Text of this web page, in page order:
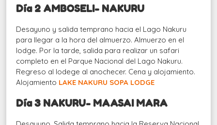
Día 2 AMBOSELI- NAKURU
Desayuno y salida temprano hacia el Lago Nakuru
para llegar a la hora del almuerzo. Almuerzo en el
lodge. Por la tarde, salida para realizar un safari
completo en el Parque Nacional del Lago Nakuru.
Regreso al lodege al anochecer. Cena y alojamiento.
Alojamiento LAKE NAKURU SOPA LODGE
Día 3 NAKURU- MAASAI MARA